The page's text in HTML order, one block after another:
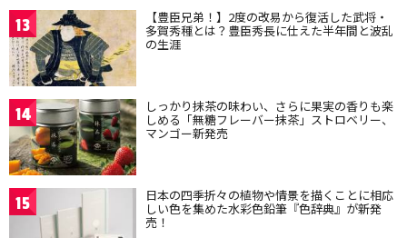
13 【豊臣兄弟！】2度の改易から復活した武将・
多賀秀種とは？豊臣秀長に仕えた半年間と波乱
の生涯
14 しっかり抹茶の味わい、さらに果実の香りも楽
しめる「無糖フレーバー抹茶」ストロベリー、
マンゴー新発売
15 日本の四季折々の植物や情景を描くことに相応
しい色を集めた水彩色鉛筆『色辞典』が新発
売！